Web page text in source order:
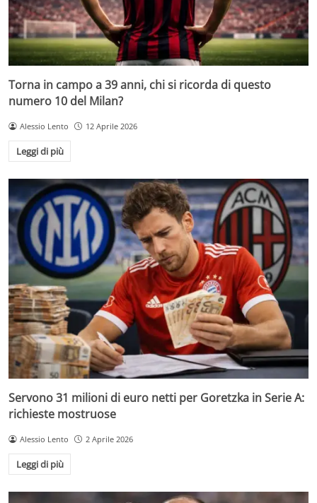
Torna in campo a 39 anni, chi si ricorda di questo
numero 10 del Milan?
Alessio Lento 12 Aprile 2026
Leggi di più
Servono 31 milioni di euro netti per Goretzka in Serie A:
richieste mostruose
Alessio Lento 2 Aprile 2026
Leggi di più